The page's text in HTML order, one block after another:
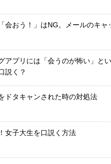
会おう！」はNG。メールのキャ
アプリには「会うのが怖い」と
説く？
ドタキャンされた時の対処法
女子大生を口説く方法